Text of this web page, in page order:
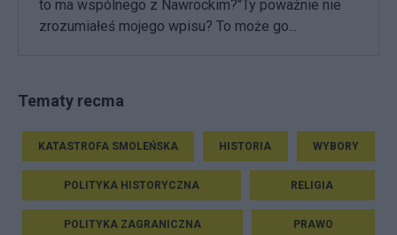
to ma wspólnego z Nawrockim?"Ty poważnie nie
zrozumiałeś mojego wpisu? To może go...
Tematy recma
KATASTROFA SMOLEŃSKA HISTORIA WYBORY
POLITYKA HISTORYCZNA RELIGIA
POLITYKA ZAGRANICZNA PRAWO